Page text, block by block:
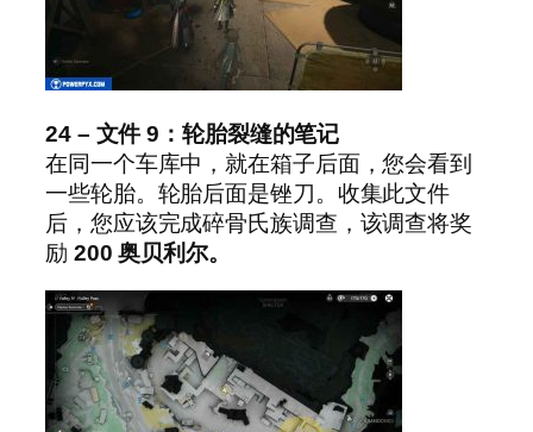
24 – 文件 9：轮胎裂缝的笔记
在同一个车库中，就在箱子后面，您会看到
一些轮胎。轮胎后面是锉刀。收集此文件
后，您应该完成碎骨氏族调查，该调查将奖
励 200 奥贝利尔。